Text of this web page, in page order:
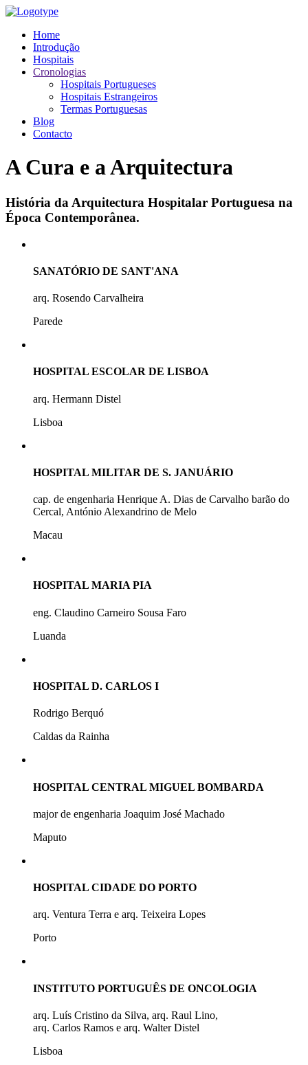
Home
Introdução
Hospitais
Cronologias
Hospitais Portugueses
Hospitais Estrangeiros
Termas Portuguesas
Blog
Contacto
A Cura e a Arquitectura
História da Arquitectura Hospitalar Portuguesa na
Época Contemporânea.
SANATÓRIO DE SANT'ANA
arq. Rosendo Carvalheira
Parede
HOSPITAL ESCOLAR DE LISBOA
arq. Hermann Distel
Lisboa
HOSPITAL MILITAR DE S. JANUÁRIO
cap. de engenharia Henrique A. Dias de Carvalho barão do
Cercal, António Alexandrino de Melo
Macau
HOSPITAL MARIA PIA
eng. Claudino Carneiro Sousa Faro
Luanda
HOSPITAL D. CARLOS I
Rodrigo Berquó
Caldas da Rainha
HOSPITAL CENTRAL MIGUEL BOMBARDA
major de engenharia Joaquim José Machado
Maputo
HOSPITAL CIDADE DO PORTO
arq. Ventura Terra e arq. Teixeira Lopes
Porto
INSTITUTO PORTUGUÊS DE ONCOLOGIA
arq. Luís Cristino da Silva, arq. Raul Lino,
arq. Carlos Ramos e arq. Walter Distel
Lisboa